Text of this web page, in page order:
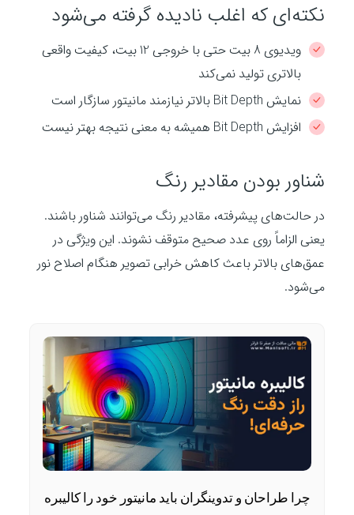
نکته‌ای که اغلب نادیده گرفته می‌شود
ویدیوی 8 بیت حتی با خروجی 12 بیت، کیفیت واقعی
بالاتری تولید نمی‌کند
نمایش Bit Depth بالاتر نیازمند مانیتور سازگار است
افزایش Bit Depth همیشه به معنی نتیجه بهتر نیست
شناور بودن مقادیر رنگ
در حالت‌های پیشرفته، مقادیر رنگ می‌توانند شناور باشند.
یعنی الزاماً روی عدد صحیح متوقف نشوند. این ویژگی در
عمق‌های بالاتر باعث کاهش خرابی تصویر هنگام اصلاح نور
می‌شود.
چرا طراحان و تدوینگران باید مانیتور خود را کالیبره